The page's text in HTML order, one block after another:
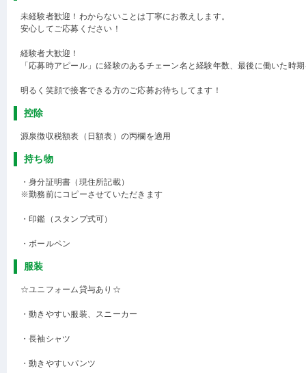
未経験者歓迎！わからないことは丁寧にお教えします。
安心してご応募ください！
経験者大歓迎！
「応募時アピール」に経験のあるチェーン名と経験年数、最後に働いた時
明るく笑顔で接客できる方のご応募お待ちしてます！
控除
源泉徴収税額表（日額表）の丙欄を適用
持ち物
・身分証明書（現住所記載）
※勤務前にコピーさせていただきます
・印鑑（スタンプ式可）
・ボールペン
服装
☆ユニフォーム貸与あり☆
・動きやすい服装、スニーカー
・長袖シャツ
・動きやすいパンツ